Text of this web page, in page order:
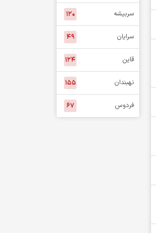
سربیشه ۱۲۰
سرایان ۴۹
قاین ۱۲۴
نهبندان ۱۵۵
فردوس ۶۷